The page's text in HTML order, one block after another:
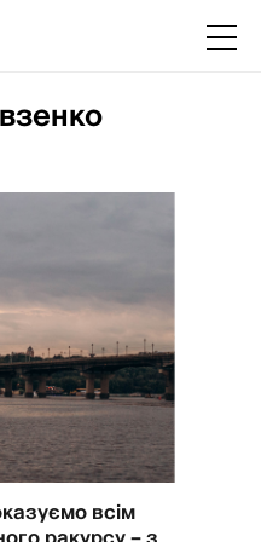
всім
ракурсу – з